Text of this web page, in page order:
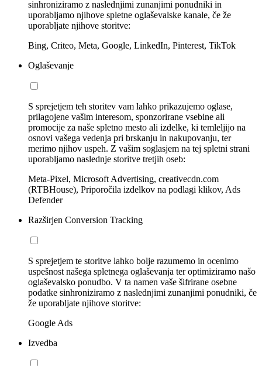
sinhroniziramo z naslednjimi zunanjimi ponudniki in
uporabljamo njihove spletne oglaševalske kanale, če že
uporabljate njihove storitve:
Bing, Criteo, Meta, Google, LinkedIn, Pinterest, TikTok
Oglaševanje
S sprejetjem teh storitev vam lahko prikazujemo oglase,
prilagojene vašim interesom, sponzorirane vsebine ali
promocije za naše spletno mesto ali izdelke, ki temleljijo na
osnovi vašega vedenja pri brskanju in nakupovanju, ter
merimo njihov uspeh. Z vašim soglasjem na tej spletni strani
uporabljamo naslednje storitve tretjih oseb:
Meta-Pixel, Microsoft Advertising, creativecdn.com
(RTBHouse), Priporočila izdelkov na podlagi klikov, Ads
Defender
Razširjen Conversion Tracking
S sprejetjem te storitve lahko bolje razumemo in ocenimo
uspešnost našega spletnega oglaševanja ter optimiziramo našo
oglaševalsko ponudbo. V ta namen vaše šifrirane osebne
podatke sinhroniziramo z naslednjimi zunanjimi ponudniki, če
že uporabljate njihove storitve:
Google Ads
Izvedba